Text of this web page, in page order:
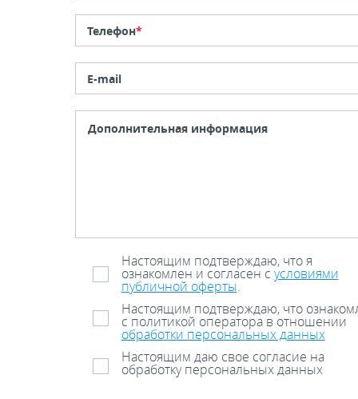
Телефон*
E-mail
Настоящим подтверждаю, что я
ознакомлен и согласен с условиями
публичной оферты.
Настоящим подтверждаю, что
с политикой оператора в отношении
обработки персональных данных
Настоящим даю свое согласие на
обработку персональных данных